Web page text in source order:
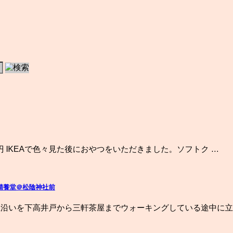
IKEAで色々見た後におやつをいただきました。ソフトク …
養堂＠松陰神社前
いを下高井戸から三軒茶屋までウォーキングしている途中に